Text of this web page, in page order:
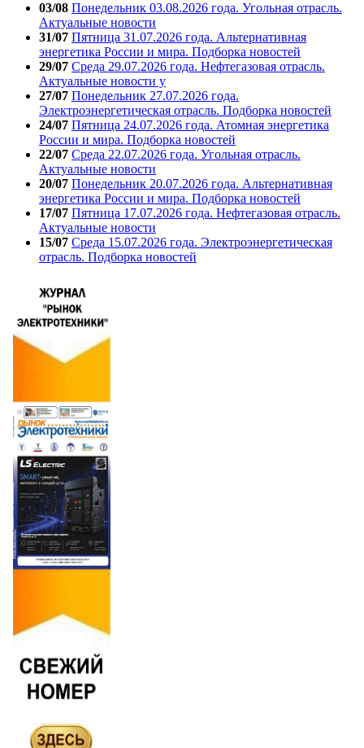
03/08 Понедельник 03.08.2026 года. Угольная отрасль.
Актуальные новости
31/07 Пятница 31.07.2026 года. Альтернативная
энергетика России и мира. Подборка новостей
29/07 Среда 29.07.2026 года. Нефтегазовая отрасль.
Актуальные новости у
27/07 Понедельник 27.07.2026 года.
Электроэнергетическая отрасль. Подборка новостей
24/07 Пятница 24.07.2026 года. Атомная энергетика
России и мира. Подборка новостей
22/07 Среда 22.07.2026 года. Угольная отрасль.
Актуальные новости
20/07 Понедельник 20.07.2026 года. Альтернативная
энергетика России и мира. Подборка новостей
17/07 Пятница 17.07.2026 года. Нефтегазовая отрасль.
Актуальные новости
15/07 Среда 15.07.2026 года. Электроэнергетическая
отрасль. Подборка новостей